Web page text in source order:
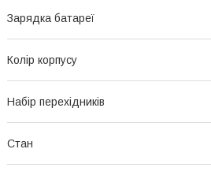
Зарядка батареї
Колір корпусу
Набір перехідників
Стан